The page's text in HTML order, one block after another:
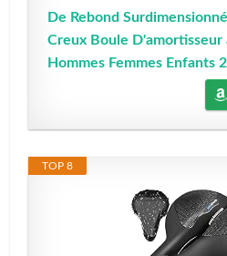
De Rebond
Creux Boule D'amortisseur
Hommes Femmes Enfants
TOP 8